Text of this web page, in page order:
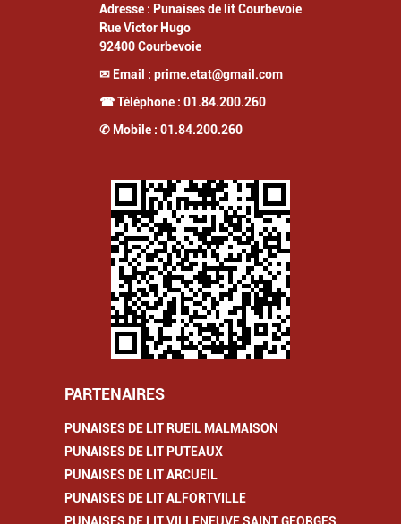
Adresse : Punaises de lit Courbevoie
Rue Victor Hugo
92400Courbevoie
✉ Email : prime.etat@gmail.com
☎ Téléphone : 01.84.200.260
✆ Mobile : 01.84.200.260
PARTENAIRES
PUNAISES DE LIT RUEIL MALMAISON
PUNAISES DE LIT PUTEAUX
PUNAISES DE LIT ARCUEIL
PUNAISES DE LIT ALFORTVILLE